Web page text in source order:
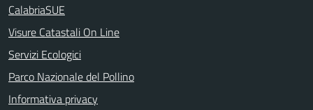
CalabriaSUE
Visure Catastali On Line
Servizi Ecologici
Parco Nazionale del Pollino
Informativa privacy